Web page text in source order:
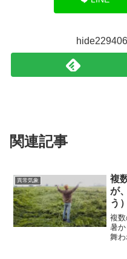
関連記事
異常気象
複
が
う
の
複
暑
舞わ